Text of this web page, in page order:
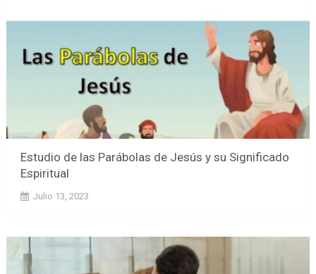
Estudio de las Parábolas de Jesús y su Significado
Espiritual
Julio 13, 2023